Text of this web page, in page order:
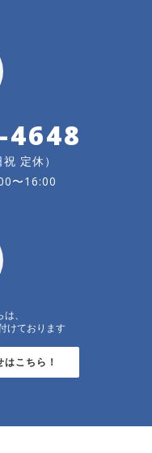
4648
定休）
〜16:00
、
けております
こちら！